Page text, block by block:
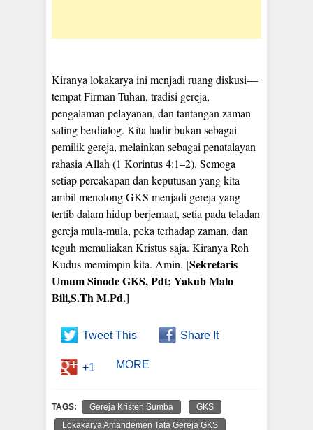
Kiranya lokakarya ini menjadi ruang diskusi—
tempat Firman Tuhan, tradisi gereja,
pengalaman pelayanan, dan tantangan zaman
saling berdialog. Kita hadir bukan sebagai
pemilik gereja, melainkan sebagai penatalayan
rahasia Allah (1 Korintus 4:1–2). Semoga
setiap percakapan dan keputusan yang kita
ambil menolong GKS menjadi gereja yang
tertib dalam hidup berjemaat, setia pada teladan
gereja mula-mula, peka terhadap zaman, dan
teguh memuliakan Kristus saja. Kiranya Roh
Kudus memimpin kita. Amin. [Sekretaris
Umum Sinode GKS, Pdt; Yakub Malo
Bili,S.Th M.Pd.]
Tweet This Share It
+1 MORE
TAGS: Gereja Kristen Sumba
GKS
Lokakarya Amandemen Tata Gereja GKS